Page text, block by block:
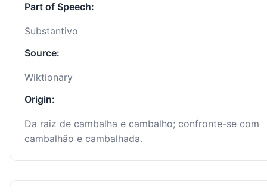
Part of Speech:
Substantivo
Source:
Wiktionary
Origin:
Da raiz de cambalha e cambalho; confronte-se com
cambalhão e cambalhada.